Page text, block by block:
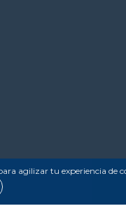
agilizar tu experiencia de